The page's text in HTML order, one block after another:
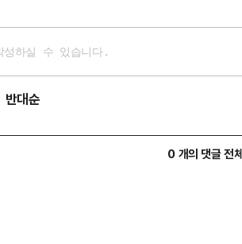
반대순
0 개의 댓글 전